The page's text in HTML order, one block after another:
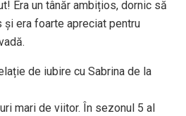
Era un tânăr ambițios, dornic să
era foarte apreciat pentru
de iubire cu Sabrina de la
mari de viitor. În sezonul 5 al